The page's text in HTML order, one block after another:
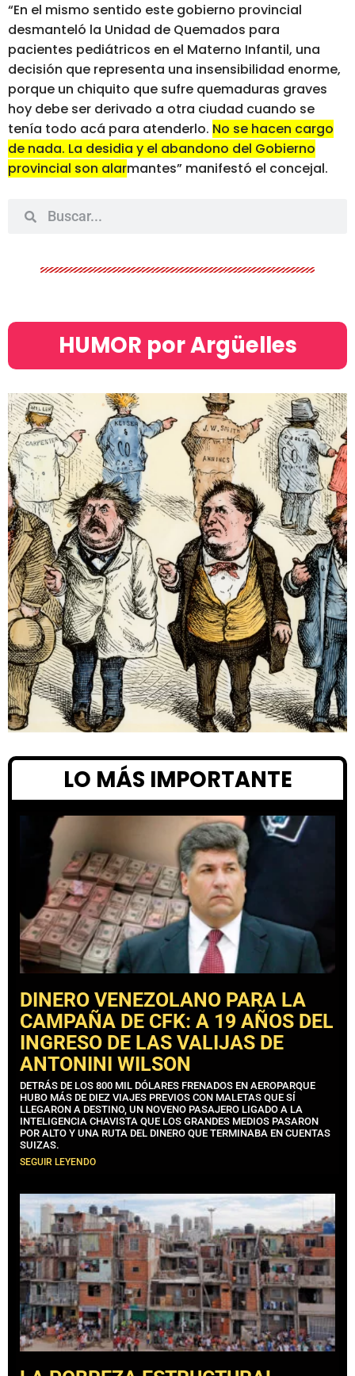
“En el mismo sentido este gobierno provincial
desmanteló la Unidad de Quemados para
pacientes pediátricos en el Materno Infantil, una
decisión que representa una insensibilidad enorme,
porque un chiquito que sufre quemaduras graves
hoy debe ser derivado a otra ciudad cuando se
tenía todo acá para atenderlo. No se hacen cargo
de nada. La desidia y el abandono del Gobierno
provincial son alarmantes” manifestó el concejal.
HUMOR por Argüelles​
LO MÁS IMPORTANTE
DINERO VENEZOLANO PARA LA
CAMPAÑA DE CFK: A 19 AÑOS DEL
INGRESO DE LAS VALIJAS DE
ANTONINI WILSON
DETRÁS DE LOS 800 MIL DÓLARES FRENADOS EN AEROPARQUE
HUBO MÁS DE DIEZ VIAJES PREVIOS CON MALETAS QUE SÍ
LLEGARON A DESTINO, UN NOVENO PASAJERO LIGADO A LA
INTELIGENCIA CHAVISTA QUE LOS GRANDES MEDIOS PASARON
POR ALTO Y UNA RUTA DEL DINERO QUE TERMINABA EN CUENTAS
SUIZAS.
SEGUIR LEYENDO